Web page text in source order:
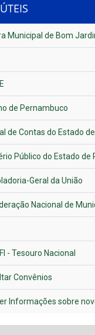
Municipal de Bom
de Pernambuco
de Contas do Estado
Público do Estado de
Geral da União
Nacional de
- Tesouro Nacional
Convênios
Informações sobre